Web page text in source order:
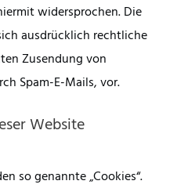
widersprochen. Die
ausdrücklich rechtliche
Zusendung von
Spam-E-Mails, vor.
Website
so genannte „Cookies“.